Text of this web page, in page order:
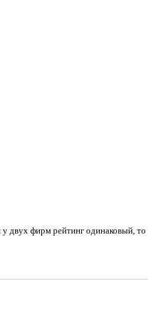
двух фирм рейтинг одинаковый,